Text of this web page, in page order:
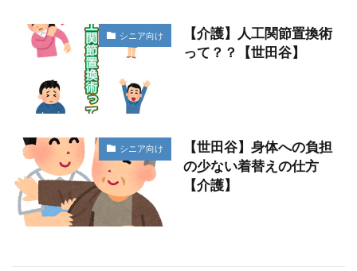
シニア向け
【介護】人工関節置換術
って？？【世田谷】
シニア向け
【世田谷】身体への負担
の少ない着替えの仕方
【介護】